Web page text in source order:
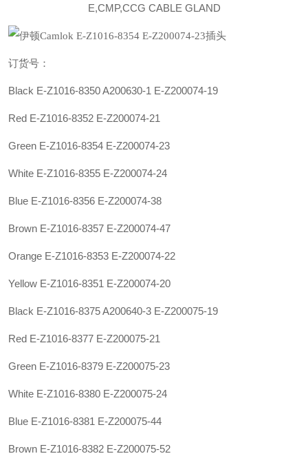
E,CMP,CCG CABLE GLAND
订货号：
Black E-Z1016-8350A200630-1 E-Z200074-19
Red E-Z1016-8352 E-Z200074-21
Green E-Z1016-8354 E-Z200074-23
White E-Z1016-8355 E-Z200074-24
Blue E-Z1016-8356 E-Z200074-38
Brown E-Z1016-8357 E-Z200074-47
Orange E-Z1016-8353 E-Z200074-22
Yellow E-Z1016-8351 E-Z200074-20
Black E-Z1016-8375A200640-3 E-Z200075-19
Red E-Z1016-8377 E-Z200075-21
Green E-Z1016-8379 E-Z200075-23
White E-Z1016-8380 E-Z200075-24
Blue E-Z1016-8381 E-Z200075-44
Brown E-Z1016-8382 E-Z200075-52